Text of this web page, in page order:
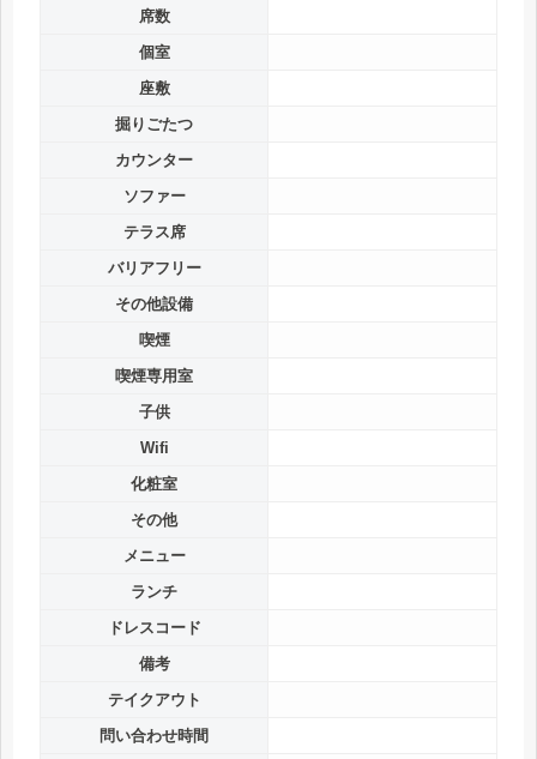
席数
個室
座敷
掘りごたつ
カウンター
ソファー
テラス席
バリアフリー
その他設備
喫煙
喫煙専用室
子供
Wifi
化粧室
その他
メニュー
ランチ
ドレスコード
備考
テイクアウト
問い合わせ時間